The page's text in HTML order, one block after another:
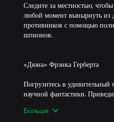
Следите за местностью,
любой момент вынырнуть из
противников с помощью
шпионов.
«Дюна» Фрэнка Герберта
Погрузитесь в
научной фантастики.
IV, Эсмар Туек и Льет Кайнз.
Больше